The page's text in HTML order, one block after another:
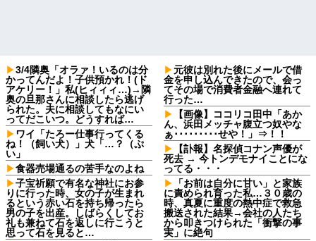
3/4隣奥「オラァ！いるのは分
かってんだよ！子供預かれ！(ド
アケリー！」私(ヒィィィ…)→隣
奥の旦那さんに相談したら逃げ
られた。夫に相談してもなにい
ってだこいつ。どうすれば…
ワイ「たろー仕事行ってくる
ね！（飼い犬）」犬「…？（ぷ
い」
食器売場通るの苦手なのよね
子宝祈願で有名な神社にお参
りに行った時、女の子が生まれ
るという赤い石を持ち帰ったら
男の子を出産。しばらくしてお
礼も兼ねて石を返しに行こうと
思って石を見ると…
元彼は別れた後にメールで借
金を申し込んできたので、会っ
てその場で消費者金融へ連れて
行った…
【画像】ココリコ田中「あか
ん、浜田メッチャ腹立つ奴やな
ぁ･････････せや！」⇒！！
【訃報】名探偵コナン声優が
死去 → 今トンデモナイことにな
ってる・・・
「お前は自分に甘い」と家族
に責められ育った私…３０歳の
時、真夏に重度の熱中症で救急
搬送された結果→会社の人たち
から叩きつけられた「衝撃の事
実」に絶句